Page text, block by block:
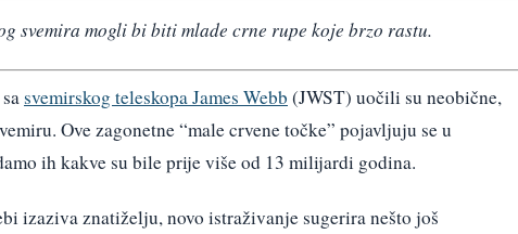
svemira mogli bi biti mlade crne rupe koje brzo rastu.
svemirskog teleskopa James Webb (JWST) uočili su neobične,
Ove zagonetne “male crvene točke” pojavljuju se u
ih kakve su bile prije više od 13 milijardi godina.
izaziva znatiželju, novo istraživanje sugerira nešto još